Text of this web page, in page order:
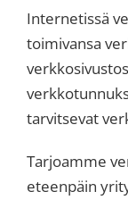
Internetissä
toimivansa
tarvitsevat
Tarjoamme
eteenpäin